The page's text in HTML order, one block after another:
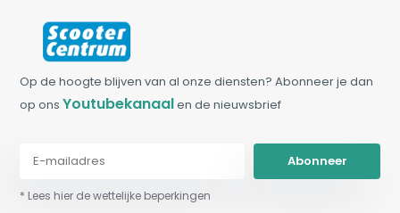
Op de hoogte blijven van al onze diensten? Abonneer je dan
op onsYoutubekanaalen de nieuwsbrief
Abonneer
* Lees hier de wettelijke beperkingen